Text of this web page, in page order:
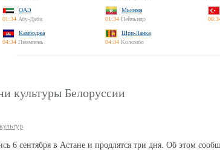
ОАЭ
01:34 Абу-Даби
Мьянма
01:34 Нейпьидо
Камбоджа
04:34 Пномпень
Шри-Ланка
04:34 Коломбо
культуры Белоруссии
6 сентября в Астане и продлятся три дня. Об этом